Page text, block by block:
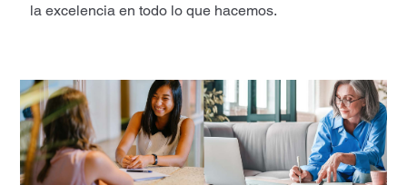
la excelencia en todo lo que hacemos.